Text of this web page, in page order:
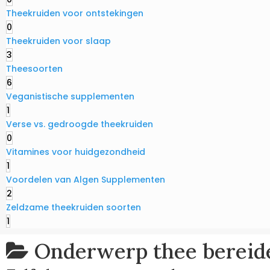
Theekruiden voor ontstekingen
0
Theekruiden voor slaap
3
Theesoorten
6
Veganistische supplementen
1
Verse vs. gedroogde theekruiden
0
Vitamines voor huidgezondheid
1
Voordelen van Algen Supplementen
2
Zeldzame theekruiden soorten
1
Onderwerp thee